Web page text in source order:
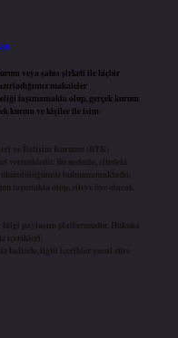
veya şahıs şirketi ile hiçbir
makaleler
taşımamakta olup, gerçek kurum
kurum ve kişiler ile isim
ve İletişim Kurumu (BTK)
vermektedir. Bu nedenle, sitedeki
bulunmamaktadır.
taşımakta olup, siteye üye olarak
bilgi paylaşım platformudur. Hukuka
içerikleri,
halinde, ilgili içerikler yasal süre